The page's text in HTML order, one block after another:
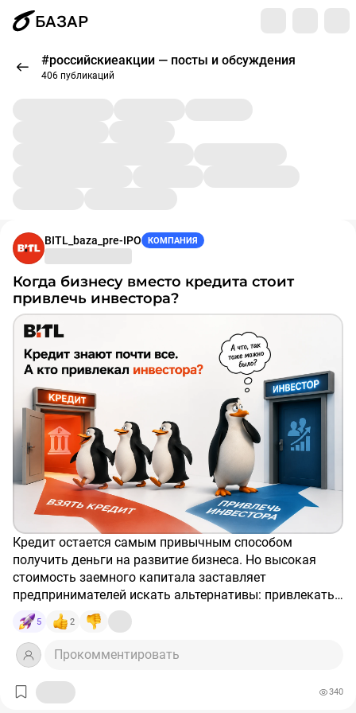
БАЗАР
#российскиеакции — посты и обсуждения
406 публикаций
BITL_baza_pre-IPO КОМПАНИЯ
Когда бизнесу вместо кредита стоит
привлечь инвестора?
Кредит остается самым привычным способом
получить деньги на развитие бизнеса. Но высокая
стоимость заемного капитала заставляет
предпринимателей искать альтернативы: привлекать
инвесторов, продавать долю в компании или
выходить на pre-IPO.
Насколько бизнес вообще знаком с этими
инструментами, хорошо показал небольшой
эксперимент на конференции
в Торгово-промышленной палате РФ.
Партнер BITL Владимир Сонников во время
5 2
Прокомментировать
340